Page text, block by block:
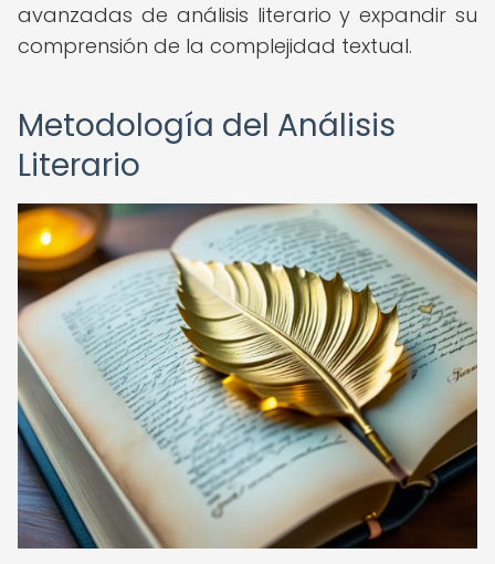
avanzadas de análisis literario y expandir su
comprensión de la complejidad textual.
Metodología del Análisis
Literario